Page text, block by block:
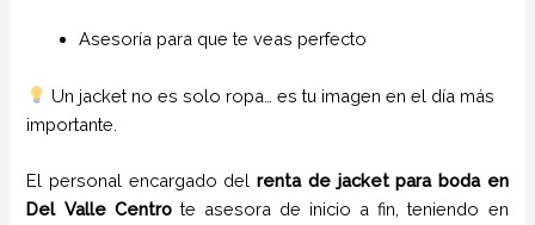
Asesoría para que te veas perfecto
Un jacket no es solo ropa… es tu imagen en el día más
importante.
El personal encargado delrenta de jacket para bodaen
Del Valle Centrote asesora de inicio a fin, teniendo en